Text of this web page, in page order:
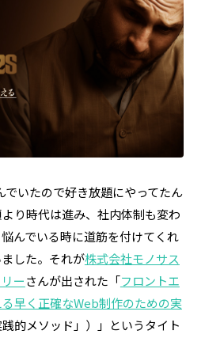
いたので好き放題にやってたん
り時代は進み、社内体制も変わ
んでいる時に道筋を付けてくれ
した。それが株式会社モノサス
ーさんが出された「フロントエ
早く正確なWeb制作のための実
践的メソッド」）」というタイト